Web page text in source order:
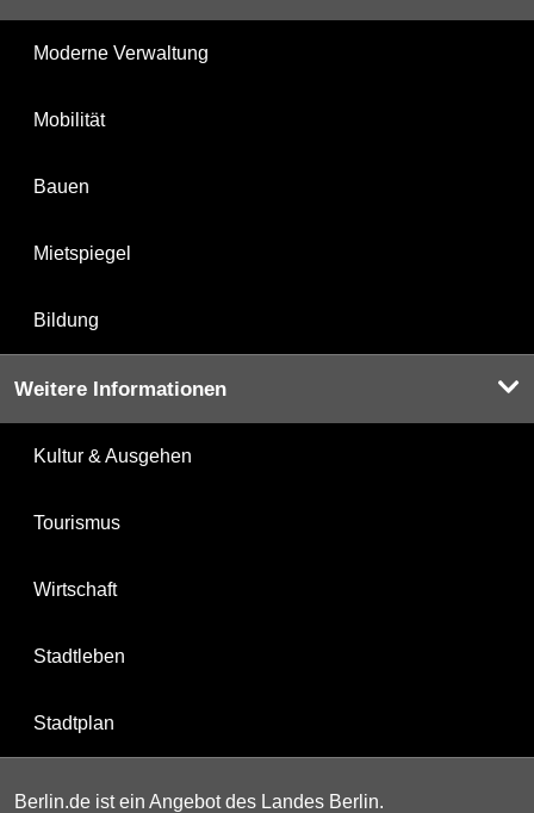
Moderne Verwaltung
Mobilität
Bauen
Mietspiegel
Bildung
Weitere Informationen
Kultur & Ausgehen
Tourismus
Wirtschaft
Stadtleben
Stadtplan
Berlin.de ist ein Angebot des Landes Berlin.